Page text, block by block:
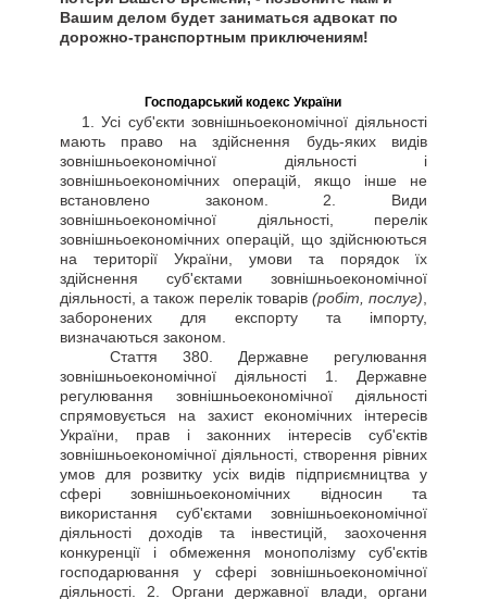
Вашим делом будет заниматься адвокат по
дорожно-транспортным приключениям!
Господарський кодекс України
1. Усі суб'єкти зовнішньоекономічної діяльності
мають право на здійснення будь-яких видів
зовнішньоекономічної діяльності і
зовнішньоекономічних операцій, якщо інше не
встановлено законом. 2. Види
зовнішньоекономічної діяльності, перелік
зовнішньоекономічних операцій, що здійснюються
на території України, умови та порядок їх
здійснення суб'єктами зовнішньоекономічної
діяльності, а також перелік товарів (робіт, послуг)
заборонених для експорту та імпорту,
визначаються законом.
Стаття 380. Державне регулювання
зовнішньоекономічної діяльності 1. Державне
регулювання зовнішньоекономічної діяльності
спрямовується на захист економічних інтересів
України, прав і законних інтересів суб'єктів
зовнішньоекономічної діяльності, створення рівних
умов для розвитку усіх видів підприємництва у
сфері зовнішньоекономічних відносин та
використання суб'єктами зовнішньоекономічної
діяльності доходів та інвестицій, заохочення
конкуренції і обмеження монополізму суб'єктів
господарювання у сфері зовнішньоекономічної
діяльності. 2. Органи державної влади, органи